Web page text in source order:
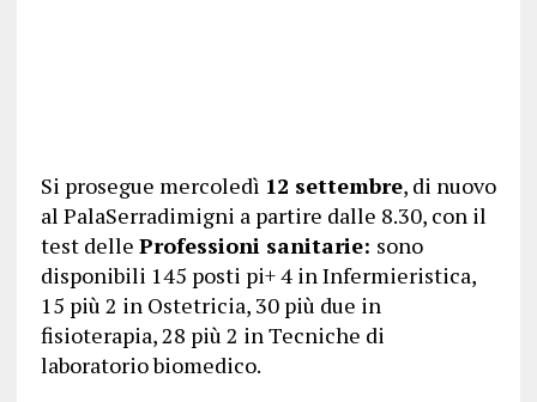
Si prosegue mercoledì 12 settembre, di nuovo
al PalaSerradimigni a partire dalle 8.30, con il
test delle Professioni sanitarie: sono
disponibili 145 posti pi+ 4 in Infermieristica,
15 più 2 in Ostetricia, 30 più due in
fisioterapia, 28 più 2 in Tecniche di
laboratorio biomedico.